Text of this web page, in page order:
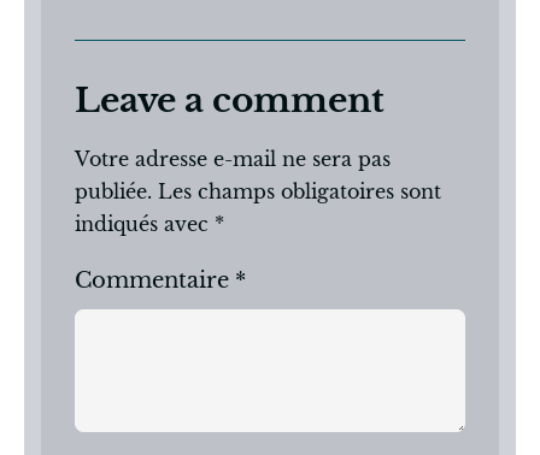
Leave a comment
Votre adresse e-mail ne sera pas
publiée. Les champs obligatoires sont
indiqués avec *
Commentaire *